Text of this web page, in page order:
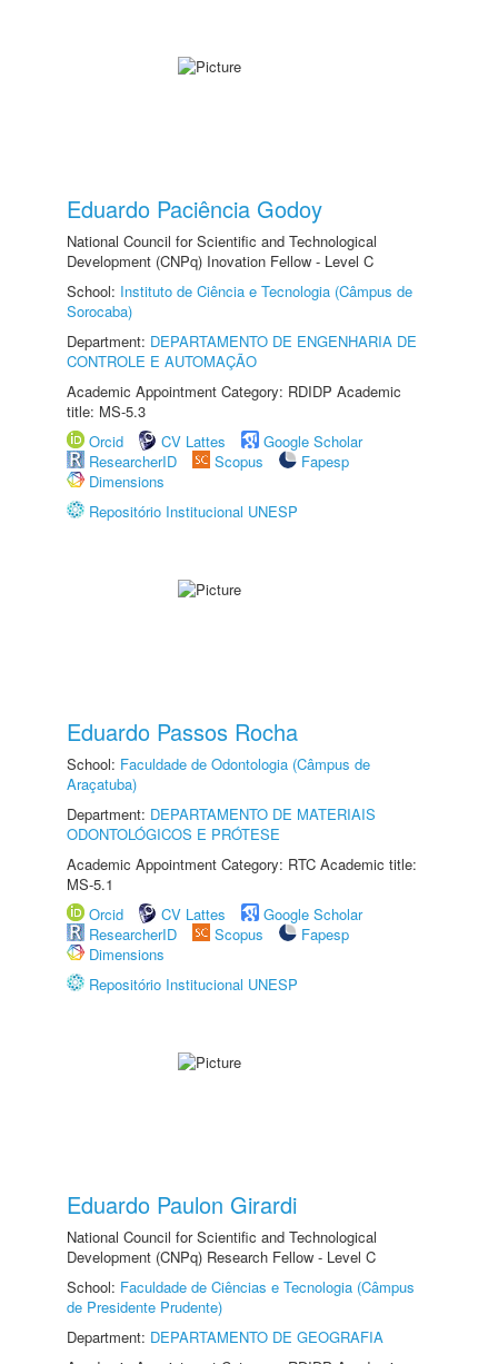
Eduardo Paciência Godoy
National Council for Scientific and Technological
Development (CNPq) Inovation Fellow - Level C
School: Instituto de Ciência e Tecnologia (Câmpus de
Sorocaba)
Department: DEPARTAMENTO DE ENGENHARIA DE
CONTROLE E AUTOMAÇÃO
Academic Appointment Category: RDIDP Academic
title: MS-5.3
Orcid
CV Lattes
Google Scholar
ResearcherID
Scopus
Fapesp
Dimensions
Repositório Institucional UNESP
Eduardo Passos Rocha
School: Faculdade de Odontologia (Câmpus de
Araçatuba)
Department: DEPARTAMENTO DE MATERIAIS
ODONTOLÓGICOS E PRÓTESE
Academic Appointment Category: RTC Academic title:
MS-5.1
Orcid
CV Lattes
Google Scholar
ResearcherID
Scopus
Fapesp
Dimensions
Repositório Institucional UNESP
Eduardo Paulon Girardi
National Council for Scientific and Technological
Development (CNPq) Research Fellow - Level C
School: Faculdade de Ciências e Tecnologia (Câmpus
de Presidente Prudente)
Department: DEPARTAMENTO DE GEOGRAFIA